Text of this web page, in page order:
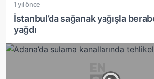
1 yıl önce
İstanbul’da sağanak yağışla
yağdı